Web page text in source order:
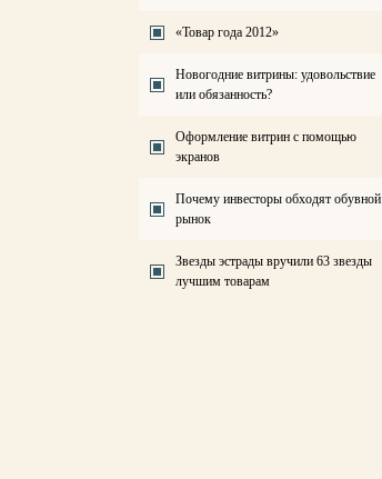
«Товар года 2012»
Новогодние витрины: удовольствие
или обязанность?
Оформление витрин с помощью
экранов
Почему инвесторы обходят обувной
рынок
Звезды эстрады вручили 63 звезды
лучшим товарам